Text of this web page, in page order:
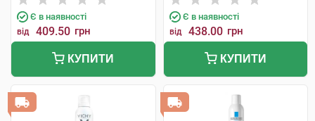
Є в наявності
від 409.50 грн
КУПИТИ
Є в наявності
від 438.00 грн
КУПИТИ